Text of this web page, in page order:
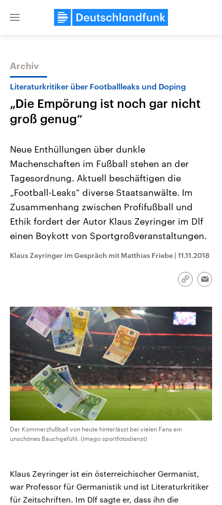
Close
Themen
Landtagswahl Sachsen-Anhalt
2026
Alle Informationen
Sachsen-Anhalt wählt am 6.
September 2026 einen neuen
Landtag. Seit 2021 wird das
Bundesland von einer Koalition aus
Umfragen, Prognosen,
und Hintergründe zu den Parteien
und Kandidaten der anstehenden
USA
Aktuelle Beiträge,
Hintergründe
Wirtschaftlich und
gehören die Vereinigten
den mächtigsten Ländern
mit großem Einfluss auf
aktuelle Weltgeschehen.
Sendungen Programm Podcasts
Archiv
Literaturkritiker über Footballleaks und Doping
„Die Empörung ist noch gar nicht
groß genug“
Neue Enthüllungen über dunkle
Machenschaften im Fußball stehen an der
Tagesordnung. Aktuell beschäftigen die
„Football-Leaks“ diverse Staatsanwälte. Im
Zusammenhang zwischen Profifußball und
Ethik fordert der Autor Klaus Zeyringer im Dlf
einen Boykott von Sportgroßveranstaltungen.
Klaus Zeyringer im Gespräch mit Matthias Friebe | 11.11.2018
Link
Der Kommerzfußball von heute hinterlässt bei vielen Fans ein
unschönes Bauchgefühl. (imago sportfotodienst)
Klaus Zeyringer ist ein österreichischer Germanist,
war Professor für Germanistik und ist Literaturkritiker
für Zeitschriften. Im Dlf sagte er, dass ihn die